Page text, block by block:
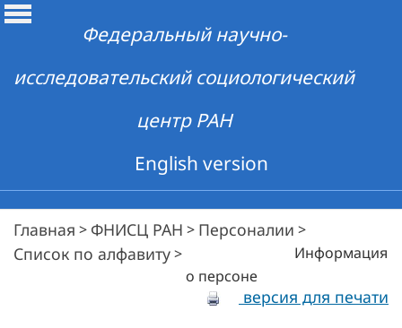
Федеральный научно-
исследовательский социологический
центр РАН
English version
Главная > ФНИСЦ РАН > Персоналии >
Список по алфавиту>
Информация
о персоне
версия для печати